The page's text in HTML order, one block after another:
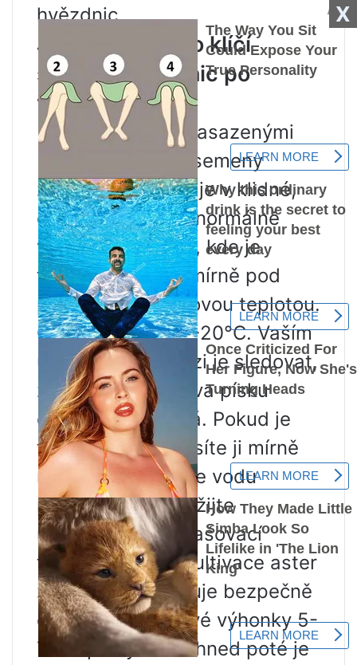
X
hvězdnic.
Jak a jak dlouho klíčí
semena hvězdnic po
výsadbě?
Nádoby s právě zasazenými
(ne naklíčenými) semeny
zakryjte a nechte je v klidné,
dobře osvětlené, normálně
větrané místnosti, kde je
teplota vzduchu mírně pod
průměrnou pokojovou teplotou.
Optimální – +16. +20°С. Vaším
úkolem v první fázi je sledovat,
zda je vrchní vrstva písku
dostatečně mokrá. Pokud je
trochu suchá, musíte ji mírně
navlhčit, ale nelijte vodu
proudem, ale použijte
nejběžnější rozprašovací
trysky. Správná kultivace aster
ze semen umožňuje bezpečně
očekávat debutové výhonky 5-
7 dní po výsevu. Ihned poté je